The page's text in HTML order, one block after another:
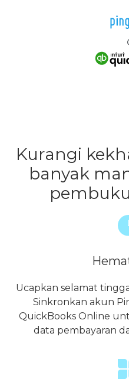
Kurangi
banyak
Ucapkan selamat
Sinkronkan akun
QuickBooks Online
data pembayaran